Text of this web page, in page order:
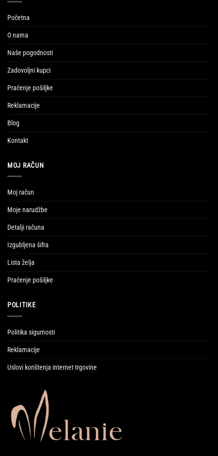
Početna
O nama
Naše pogodnosti
Zadovoljni kupci
Praćenje pošiljke
Reklamacije
Blog
Kontakt
MOJ RAČUN
Moj račun
Moje narudžbe
Detalji računa
Izgubljena šifra
Lista želja
Praćenje pošiljke
POLITIKE
Politika sigurnosti
Reklamacije
Uslovi korištenja internet trgovine